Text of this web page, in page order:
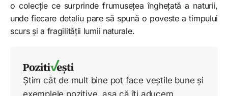
o colecție ce surprinde frumusețea înghețată a naturii,
unde fiecare detaliu pare să spună o poveste a timpului
scurs și a fragilității lumii naturale.
Știm cât de mult bine pot face veștile bune și